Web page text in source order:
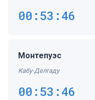
00:53:47
Монтепуэс
Кабу-Делгаду
00:53:47